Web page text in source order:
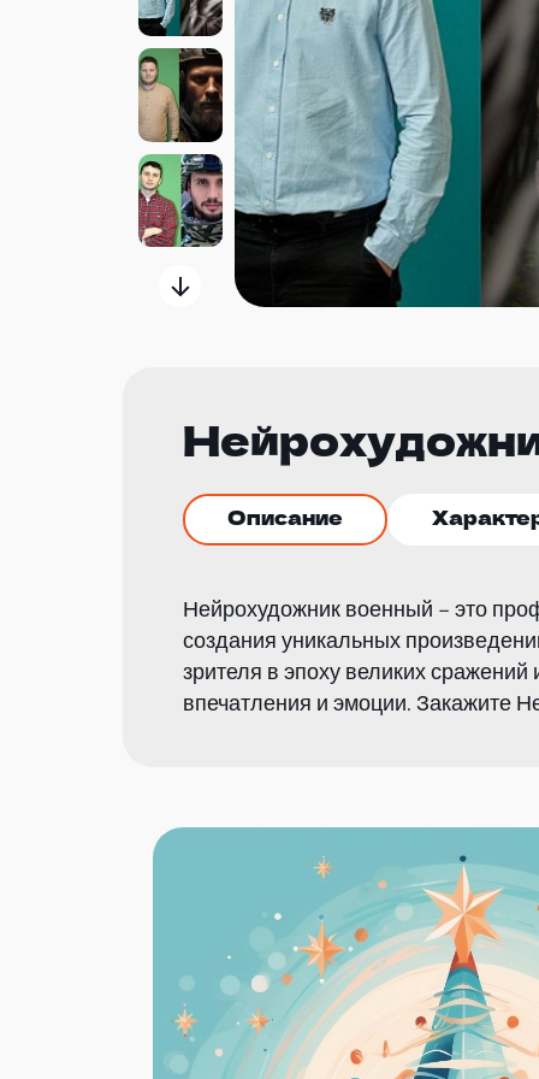
Описание
Нейрохудожник военный – это
создания уникальных
зрителя в эпоху великих
впечатления и эмоции. Закажите